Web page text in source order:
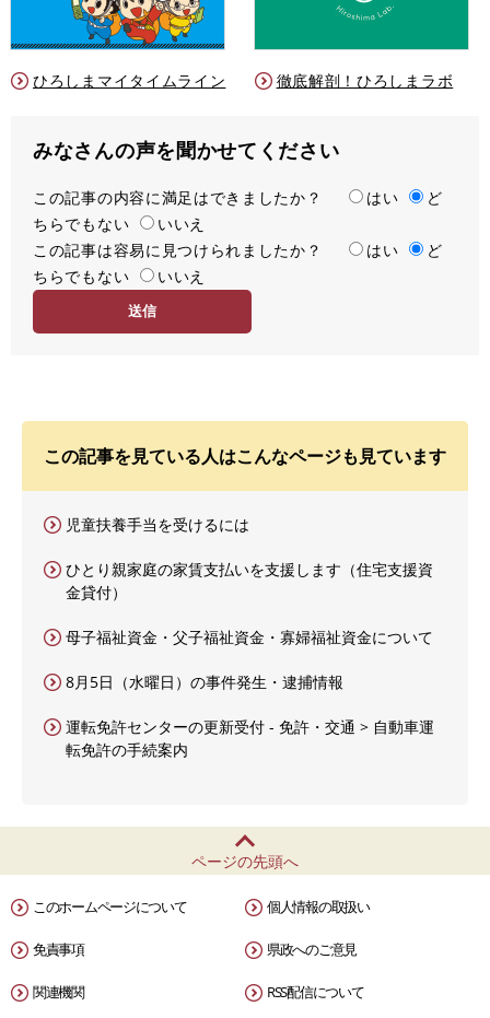
ひろしまマイタイムライン 徹底解剖！ひろしまラボ
みなさんの声を聞かせてください
満
足
度
この記事の内容に満足はできましたか？ はい
ど
ちらでもない
いいえ
容
易
この記事は容易に見つけられましたか？ はい
ど
ちらでもない
いいえ
この記事を見ている人はこんなページも見ています
児童扶養手当を受けるには
ひとり親家庭の家賃支払いを支援します（住宅支援資
金貸付）
母子福祉資金・父子福祉資金・寡婦福祉資金について
8月5日（水曜日）の事件発生・逮捕情報
運転免許センターの更新受付 - 免許・交通 > 自動車運
転免許の手続案内
ページの先頭へ
このホームページについて 個人情報の取扱い
免責事項 県政へのご意見
関連機関 RSS配信について